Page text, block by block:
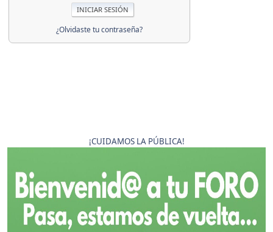
¿Olvidaste tu contraseña?
¡CUIDAMOS LA PÚBLICA!